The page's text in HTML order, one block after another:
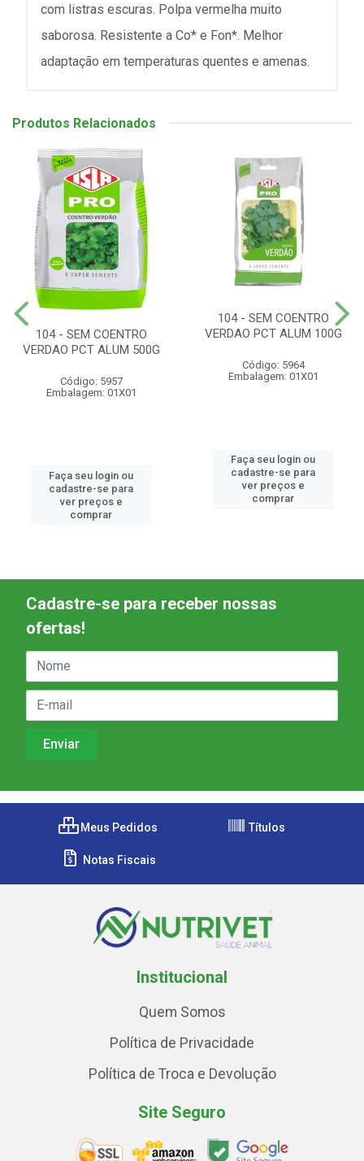
com listras escuras. Polpa vermelha muito
saborosa. Resistente a Co* e Fon*. Melhor
adaptação em temperaturas quentes e amenas.
Produtos Relacionados
104 - SEM COENTRO
VERDAO PCT ALUM 500G
Código: 5957
Embalagem: 01X01
Faça seu login ou
cadastre-se para
ver preços e
comprar
104 - SEM COENTRO
VERDAO PCT ALUM 100G
Código: 5964
Embalagem: 01X01
Faça seu login ou
cadastre-se para
ver preços e
comprar
Cadastre-se para receber nossas
ofertas!
Meus Pedidos Títulos
Notas Fiscais
Institucional
Quem Somos
Política de Privacidade
Política de Troca e Devolução
Site Seguro